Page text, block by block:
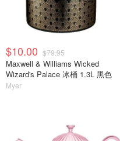
$10.00 $79.95
Maxwell & Williams Wicked
Wizard's Palace 冰桶 1.3L 黑色
Myer